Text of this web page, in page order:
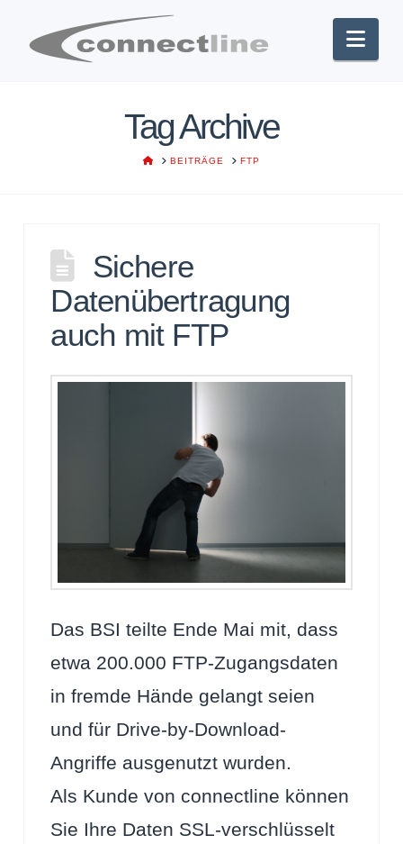
Tag Archive
HOMEBEITRÄGE FTP
Sichere
Datenübertragung
auch mit FTP
Das BSI teilte Ende Mai mit, dass
etwa 200.000 FTP-Zugangsdaten
in fremde Hände gelangt seien
und für Drive-by-Download-
Angriffe ausgenutzt wurden.
Als Kunde von connectline können
Sie Ihre Daten SSL-verschlüsselt